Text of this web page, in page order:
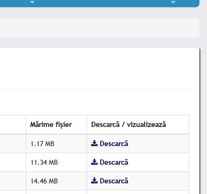
Mărime fișier Descarcă / vizualizează
1.17 MB Descarcă
11.34 MB Descarcă
14.46 MB Descarcă